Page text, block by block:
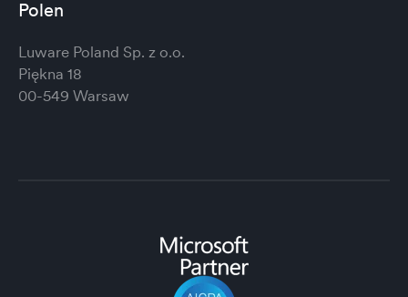
Polen
Luware Poland Sp. z o.o.
Piękna 18
00-549 Warsaw